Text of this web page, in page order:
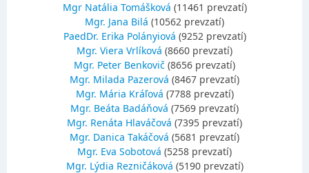
Mgr Natália Tomášková (11461 prevzatí)
Mgr. Jana Bilá (10562 prevzatí)
PaedDr. Erika Polányiová (9252 prevzatí)
Mgr. Viera Vrlíková (8660 prevzatí)
Mgr. Peter Benkovič (8656 prevzatí)
Mgr. Milada Pazerová (8467 prevzatí)
Mgr. Mária Kráľová (7788 prevzatí)
Mgr. Beáta Badáňová (7569 prevzatí)
Mgr. Renáta Hlaváčová (7395 prevzatí)
Mgr. Danica Takáčová (5681 prevzatí)
Mgr. Eva Sobotová (5258 prevzatí)
Mgr. Lýdia Rezničáková (5190 prevzatí)